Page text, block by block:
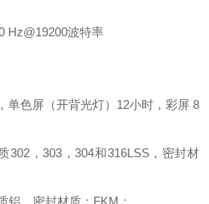
波特率
色屏（开背光灯）12小时，彩屏 8
，303，304和316LSS，密封材
密封材质：FKM；